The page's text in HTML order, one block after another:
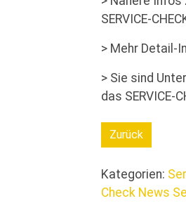
SERVICE-
> Mehr Detail-
> Sie sind
das SERVICE-
Zurück
Kategorien:
Check News